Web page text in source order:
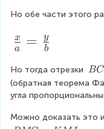
C
,k
=
\f
ra
{
M
}
{
A
B
=
a
c
{
x
}
2
Но обе части этого
\f
a
c
{
a
x = b
y
Но тогда отрезки \
\
B
BC
(обратная теорема
угла
Можно доказать это